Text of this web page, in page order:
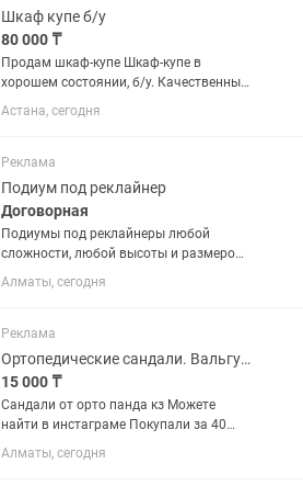
Шкаф купе б/у
80 000 ₸
Продам шкаф-купе Шкаф-купе в
хорошем состоянии, б/у. Качественный,
вместительный и надежный, отлично
подойдет для спальни, прихожей.
— 220 см • Глубина — 60...
Астана, сегодня
Реклама
Подиум под реклайнер
Договорная
Подиумы под реклайнеры любой
сложности, любой высоты и размеров
Индивидуально под вас
Алматы, сегодня
Реклама
Ортопедические сандали. Вальгус. Детям с дцп
15 000 ₸
Сандали от орто панда кз Можете
найти в инстаграме Покупали за 40
Делали на заказ, так как размер
маленький Пользовались мало и в
Алматы, сегодня